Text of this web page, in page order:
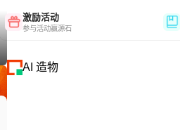
激励活动
参与活动赢源石
AI 造物